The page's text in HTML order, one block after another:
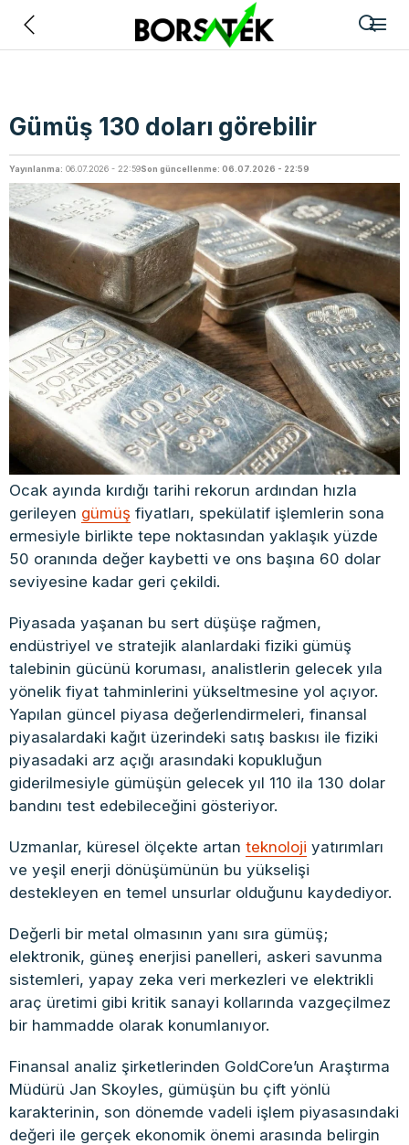
Gümüş 130 doları görebilir
Yayınlanma: 06.07.2026 - 22:59Son güncellenme: 06.07.2026 - 22:59
Ocak ayında kırdığı tarihi rekorun ardından hızla
gerileyen gümüş fiyatları, spekülatif işlemlerin sona
ermesiyle birlikte tepe noktasından yaklaşık yüzde
50 oranında değer kaybetti ve ons başına 60 dolar
seviyesine kadar geri çekildi.
Piyasada yaşanan bu sert düşüşe rağmen,
endüstriyel ve stratejik alanlardaki fiziki gümüş
talebinin gücünü koruması, analistlerin gelecek yıla
yönelik fiyat tahminlerini yükseltmesine yol açıyor.
Yapılan güncel piyasa değerlendirmeleri, finansal
piyasalardaki kağıt üzerindeki satış baskısı ile fiziki
piyasadaki arz açığı arasındaki kopukluğun
giderilmesiyle gümüşün gelecek yıl 110 ila 130 dolar
bandını test edebileceğini gösteriyor.
Uzmanlar, küresel ölçekte artan teknoloji yatırımları
ve yeşil enerji dönüşümünün bu yükselişi
destekleyen en temel unsurlar olduğunu kaydediyor.
Değerli bir metal olmasının yanı sıra gümüş;
elektronik, güneş enerjisi panelleri, askeri savunma
sistemleri, yapay zeka veri merkezleri ve elektrikli
araç üretimi gibi kritik sanayi kollarında vazgeçilmez
bir hammadde olarak konumlanıyor.
Finansal analiz şirketlerinden GoldCore’un Araştırma
Müdürü Jan Skoyles, gümüşün bu çift yönlü
karakterinin, son dönemde vadeli işlem piyasasındaki
değeri ile gerçek ekonomik önemi arasında belirgin